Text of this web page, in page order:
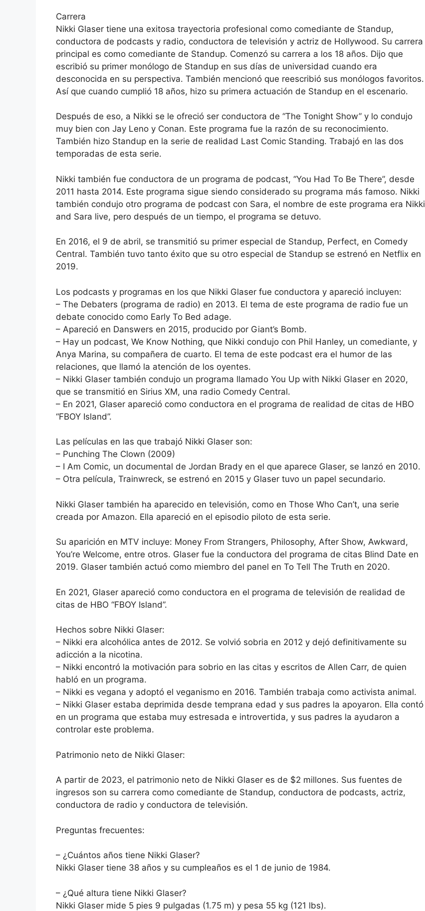
Carrera
Nikki Glaser tiene una exitosa trayectoria profesional como comediante de Standup,
conductora de podcasts y radio, conductora de televisión y actriz de Hollywood. Su carrera
principal es como comediante de Standup. Comenzó su carrera a los 18 años. Dijo que
escribió su primer monólogo de Standup en sus días de universidad cuando era
desconocida en su perspectiva. También mencionó que reescribió sus monólogos favoritos.
Así que cuando cumplió 18 años, hizo su primera actuación de Standup en el escenario.
Después de eso, a Nikki se le ofreció ser conductora de “The Tonight Show” y lo condujo
muy bien con Jay Leno y Conan. Este programa fue la razón de su reconocimiento.
También hizo Standup en la serie de realidad Last Comic Standing. Trabajó en las dos
temporadas de esta serie.
Nikki también fue conductora de un programa de podcast, “You Had To Be There”, desde
2011 hasta 2014. Este programa sigue siendo considerado su programa más famoso. Nikki
también condujo otro programa de podcast con Sara, el nombre de este programa era Nikki
and Sara live, pero después de un tiempo, el programa se detuvo.
En 2016, el 9 de abril, se transmitió su primer especial de Standup, Perfect, en Comedy
Central. También tuvo tanto éxito que su otro especial de Standup se estrenó en Netflix en
2019.
Los podcasts y programas en los que Nikki Glaser fue conductora y apareció incluyen:
– The Debaters (programa de radio) en 2013. El tema de este programa de radio fue un
debate conocido como Early To Bed adage.
– Apareció en Danswers en 2015, producido por Giant’s Bomb.
– Hay un podcast, We Know Nothing, que Nikki condujo con Phil Hanley, un comediante, y
Anya Marina, su compañera de cuarto. El tema de este podcast era el humor de las
relaciones, que llamó la atención de los oyentes.
– Nikki Glaser también condujo un programa llamado You Up with Nikki Glaser en 2020,
que se transmitió en Sirius XM, una radio Comedy Central.
– En 2021, Glaser apareció como conductora en el programa de realidad de citas de HBO
“FBOY Island”.
Las películas en las que trabajó Nikki Glaser son:
– Punching The Clown (2009)
– I Am Comic, un documental de Jordan Brady en el que aparece Glaser, se lanzó en 2010.
– Otra película, Trainwreck, se estrenó en 2015 y Glaser tuvo un papel secundario.
Nikki Glaser también ha aparecido en televisión, como en Those Who Can’t, una serie
creada por Amazon. Ella apareció en el episodio piloto de esta serie.
Su aparición en MTV incluye: Money From Strangers, Philosophy, After Show, Awkward,
You’re Welcome, entre otros. Glaser fue la conductora del programa de citas Blind Date en
2019. Glaser también actuó como miembro del panel en To Tell The Truth en 2020.
En 2021, Glaser apareció como conductora en el programa de televisión de realidad de
citas de HBO “FBOY Island”.
Hechos sobre Nikki Glaser:
– Nikki era alcohólica antes de 2012. Se volvió sobria en 2012 y dejó definitivamente su
adicción a la nicotina.
– Nikki encontró la motivación para sobrio en las citas y escritos de Allen Carr, de quien
habló en un programa.
– Nikki es vegana y adoptó el veganismo en 2016. También trabaja como activista animal.
– Nikki Glaser estaba deprimida desde temprana edad y sus padres la apoyaron. Ella contó
en un programa que estaba muy estresada e introvertida, y sus padres la ayudaron a
controlar este problema.
Patrimonio neto de Nikki Glaser:
A partir de 2023, el patrimonio neto de Nikki Glaser es de $2 millones. Sus fuentes de
ingresos son su carrera como comediante de Standup, conductora de podcasts, actriz,
conductora de radio y conductora de televisión.
Preguntas frecuentes:
– ¿Cuántos años tiene Nikki Glaser?
Nikki Glaser tiene 38 años y su cumpleaños es el 1 de junio de 1984.
– ¿Qué altura tiene Nikki Glaser?
Nikki Glaser mide 5 pies 9 pulgadas (1.75 m) y pesa 55 kg (121 lbs).